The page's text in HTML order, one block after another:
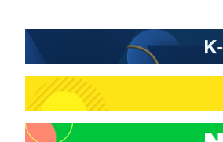
-5490초 전 >
SK하이닉스, 용인·청주 팹
응"
-2346초 전 >여자배구 이재영·이다영 자
-1599초 전 > 외국인 심판 성 접대 7경기
-1333초 전 >[속보]코스닥, 2.86포인트
-1286초 전 >
[속보]코스피, 6200선 약보